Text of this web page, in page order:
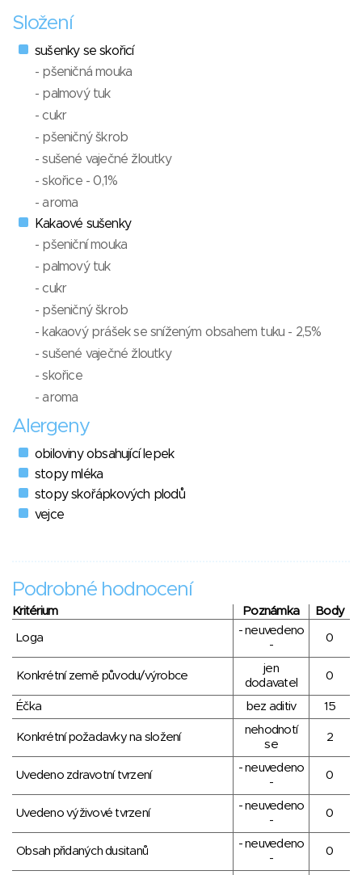
Složení
sušenky se skořicí
- pšeničná mouka
- palmový tuk
- cukr
- pšeničný škrob
- sušené vaječné žloutky
- skořice - 0,1%
- aroma
Kakaové sušenky
- pšeniční mouka
- palmový tuk
- cukr
- pšeničný škrob
- kakaový prášek se sníženým obsahem tuku - 2,5%
- sušené vaječné žloutky
- skořice
- aroma
Alergeny
obiloviny obsahující lepek
stopy mléka
stopy skořápkových plodů
vejce
Podrobné hodnocení
Kritérium Poznámka Body
Loga
- neuvedeno
-
0
Konkrétní země původu/výrobce
jen
dodavatel
0
Éčka bez aditiv 15
Konkrétní požadavky na složení
nehodnotí
se
2
Uvedeno zdravotní tvrzení
- neuvedeno
-
0
Uvedeno výživové tvrzení
- neuvedeno
-
0
Obsah přidaných dusitanů
- neuvedeno
-
0